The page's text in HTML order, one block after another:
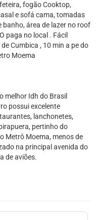
fogão Cooktop,
e sofá cama, tomadas
banho, área de lazer no roof
paga no local . Fácil
Cumbica , 10 min a pe do
Moema
melhor Idh do Brasil
possui excelente
lanchonetes,
pertinho do
Metrô Moema, menos de
na principal avenida do
de aviões.